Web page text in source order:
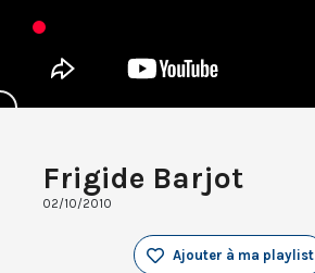
Frigide Barjot
02/10/2010
Ajouter à ma playlist